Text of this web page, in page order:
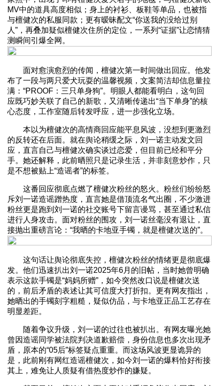
MV中的道具高度相似；身上的衬衫、板鞋等单品，也被指
与檀健次的私服同款；更有暧昧配文“你送我的没给过别
人”，再叠加疑似檀健次住所的定位，一系列“证据”让恋情猜
测瞬间引爆全网。
面对愈演愈烈的传闻，檀健次第一时间做出回应。他发
布了一段与两只爱犬玩耍的温馨视频，文案简洁却信息量拉
满：“PROOF：三只单身狗”。明眼人都能看明白，这句回
应既巧妙关联了自己的新歌，又清晰传递出“当下单身”的核
心态度，工作室随后转发呼应，进一步强化立场。
本以为檀健次的高情商回应能平息风波，没想到更激烈
的反转还在后面。就在舆论稍缓之际，刘一诺主动发文回
应，直言自己与檀健次确实谈过恋爱，但目前已经和平分
手。她还解释，此前晒照只是记录生活，并非刻意炒作，只
是不想被贴上“造谣者”的标签。
这番回应彻底点燃了檀健次粉丝的怒火。粉丝们纷纷怒
斥刘一诺造谣蹭热度，直言她是借顶流名气出圈，不少激进
粉丝更是跑到刘一诺的社交账号下留言谩骂，甚至通过私信
进行人身攻击。面对粉丝的围攻，刘一诺丝毫没有退让，直
接抛出重磅言论：“我晒的卡地亚手镯，就是檀健次送的”。
这句话让舆论彻底失控，檀健次粉丝的情绪更是彻底爆
发。他们迅速扒出刘一诺2025年6月的旧帖，当时她曾明确
表示这款手镯是“妈妈所赠”，如今突然改口说是檀健次送
的，前后矛盾的表述让其可信度大打折扣。更有网友指出，
她晒出的手镯刻字粗糙，疑似仿品，与卡地亚正品工艺存在
明显差距。
随着争议升级，刘一诺的过往也被扒出。有网友曝光她
曾因造谣同学被法院判决道歉赔偿，身份信息也多次出现矛
盾，原本的“05后”标签疑点重重。而这场风波更显诡异的
是，此前刚有网红造谣檀健次，如今刘一诺的爆料恰好衔接
其上，难免让人质疑有借热度炒作的嫌疑。